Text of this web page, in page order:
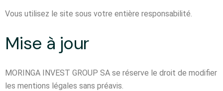
Vous utilisez le site sous votre entière responsabilité.
Mise à jour
MORINGA INVEST GROUP SA se réserve le droit de modifier
les mentions légales sans préavis.